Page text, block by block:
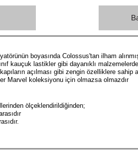
boyasında Colossus'tan ilham
kauçuk lastikler gibi dayanıklı
açılması gibi zengin özelliklere sahip
Marvel koleksiyonu için olmazsa olmazdır
ölçeklendirildiğinden;